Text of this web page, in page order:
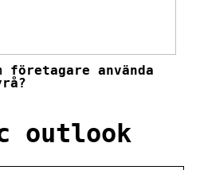
företagare använda
outlook